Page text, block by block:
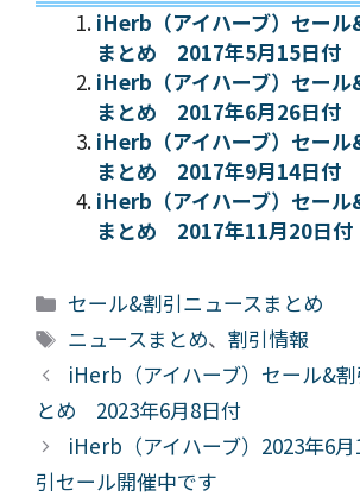
iHerb（アイハーブ）セール
まとめ 2017年5月15日付
iHerb（アイハーブ）セール
まとめ 2017年6月26日付
iHerb（アイハーブ）セール
まとめ 2017年9月14日付
iHerb（アイハーブ）セール
まとめ 2017年11月20日付
カ
テ
リ
ー
セール&割引ニュースまとめ
タ
グ
ニュースまとめ、割引情報
iHerb（アイハーブ）セール&
とめ 2023年6月8日付
iHerb（アイハーブ）2023年6
引セール開催中です